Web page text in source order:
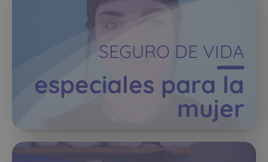
SEGURO DE VIDA
especiales para la
mujer